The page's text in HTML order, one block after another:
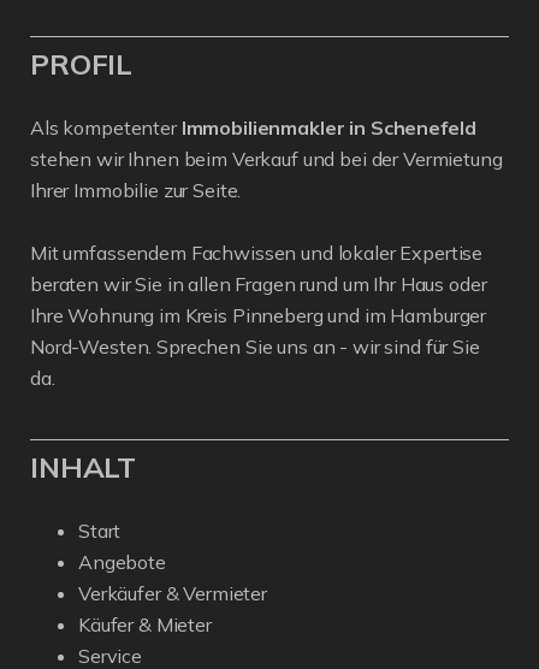
PROFIL
Als kompetenter Immobilienmakler in Schenefeld
stehen wir Ihnen beim Verkauf und bei der Vermietung
Ihrer Immobilie zur Seite.
Mit umfassendem Fachwissen und lokaler Expertise
beraten wir Sie in allen Fragen rund um Ihr Haus oder
Ihre Wohnung im Kreis Pinneberg und im Hamburger
Nord-Westen. Sprechen Sie uns an - wir sind für Sie
da.
INHALT
Start
Angebote
Verkäufer & Vermieter
Käufer & Mieter
Service